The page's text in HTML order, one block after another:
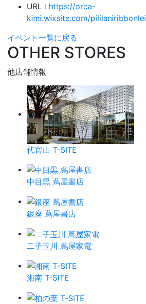
URL : https://orca-
kimi.wixsite.com/pililaniribbonlei
イベント一覧に戻る
OTHER STORES
他店舗情報
代官山 T-SITE
中目黒 蔦屋書店
銀座 蔦屋書店
二子玉川 蔦屋家電
湘南 T-SITE